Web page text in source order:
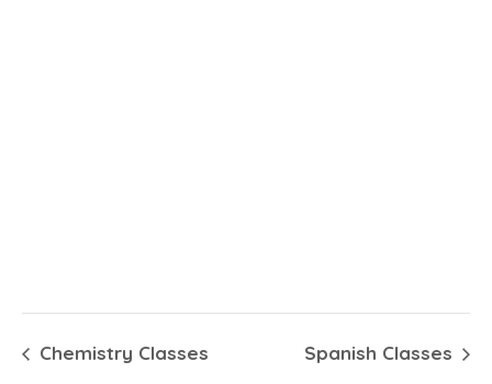
Chemistry Classes Spanish Classes